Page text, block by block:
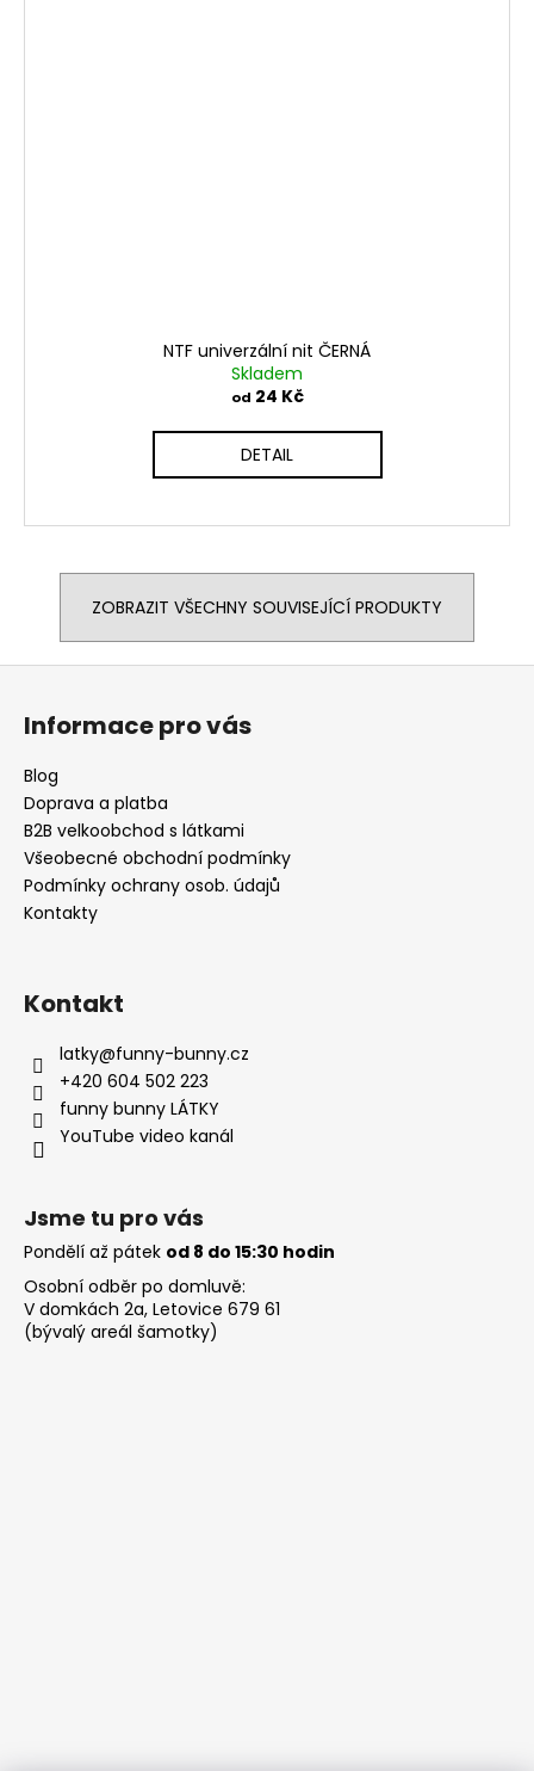
NTF univerzální nit ČERNÁ
Skladem
od 24 Kč
DETAIL
ZOBRAZIT VŠECHNY SOUVISEJÍCÍ PRODUKTY
Z
Informace pro vás
Blog
Doprava a platba
B2B velkoobchod s látkami
Všeobecné obchodní podmínky
Podmínky ochrany osob. údajů
Kontakty
Kontakt
latky@funny-bunny.cz
+420 604 502 223
funny bunny LÁTKY
YouTube video kanál
Jsme tu pro vás
Pondělí až pátek od 8 do 15:30 hodin
Osobní odběr po domluvě:
V domkách 2a, Letovice 679 61
(bývalý areál šamotky)